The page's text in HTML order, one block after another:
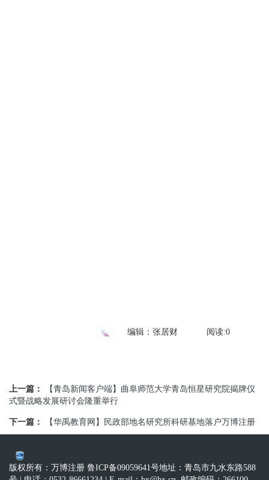
编辑：张居财 阅读:0
上一篇：
【青岛新闻客户端】曲阜师范大学青岛恒星研究院揭牌仪
式暨战略发展研讨会隆重举行
下一篇： 【华禹教育网】民政部地名研究所科研基地落户万博注册
版权所有：万博注册 鲁ICP备09059641号地址：青岛市九水东路588